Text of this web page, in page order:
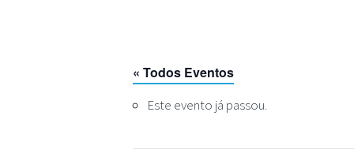
« Todos Eventos
Este evento já passou.